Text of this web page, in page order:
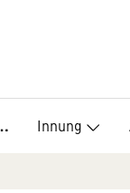
Innung